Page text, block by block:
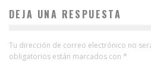
DEJA UNA RESPUESTA
Tu dirección de correo electrónico no
obligatorios están marcados con *